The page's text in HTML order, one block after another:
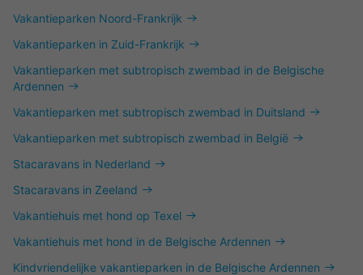
Vakantieparken Noord-Frankrijk
Vakantieparken in Zuid-Frankrijk
Vakantieparken met subtropisch zwembad in de Belgische
Ardennen
Vakantieparken met subtropisch zwembad in Duitsland
Vakantieparken met subtropisch zwembad in België
Stacaravans in Nederland
Stacaravans in Zeeland
Vakantiehuis met hond op Texel
Vakantiehuis met hond in de Belgische Ardennen
Kindvriendelijke vakantieparken in de Belgische Ardennen